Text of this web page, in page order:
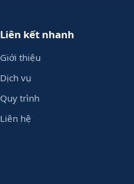
Liên kết nhanh
Giới thiệu
Dịch vụ
Quy trình
Liên hệ